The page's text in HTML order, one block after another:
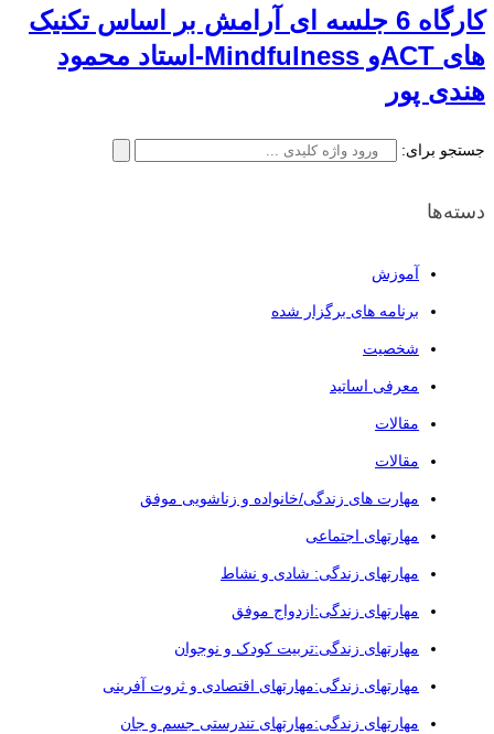
کارگاه 6 جلسه ای آرامش بر اساس تکنیک
های ACTو Mindfulness-استاد محمود
هندی پور
جستجو برای:
دسته‌ها
آموزش
برنامه های برگزار شده
شخصیت
معرفی اساتید
مقالات
مقالات
مهارت های زندگی/خانواده و زناشویی موفق
مهارتهای اجتماعی
مهارتهای زندگی: شادی و نشاط
مهارتهای زندگی:ازدواج موفق
مهارتهای زندگی:تربیت کودک و نوجوان
مهارتهای زندگی:مهارتهای اقتصادی و ثروت آفرینی
مهارتهای زندگی:مهارتهای تندرستی جسم و جان